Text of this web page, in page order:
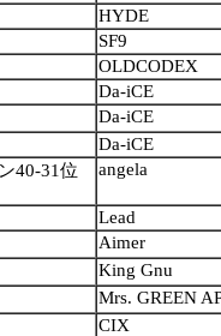
HYDE
SF9
OLDCODEX
Da-iCE
Da-iCE
Da-iCE
40-31位
angela
Lead
Aimer
King Gnu
Mrs. GREEN
CIX